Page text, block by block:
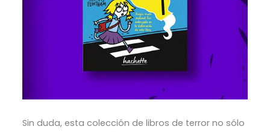
Sin duda, esta colección de libros de terror no sólo